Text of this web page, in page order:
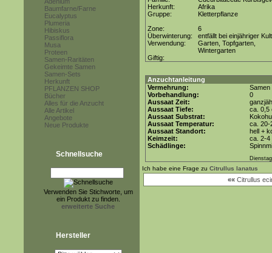
Baumfarne/Farne
Eucalyptus
Plumeria
Hibiskus
Passiflora
Musa
Proteen
Samen-Raritäten
Gekeimte Samen
Samen-Sets
Herkunft
PFLANZEN SHOP
Bücher
Alles für die Anzucht
Alle Artikel
Angebote
Neue Produkte
Schnellsuche
Verwenden Sie Stichworte, um
ein Produkt zu finden.
erweiterte Suche
Hersteller
Herkunft:
Afrika
Gruppe:
Kletterpflanze
Zone:
6
Überwinterung:
entfällt bei einjähriger
Verwendung:
Garten, Topfgarten,
Wintergarten
Giftig:
Anzuchtanleitung
Vermehrung:
Samen
Vorbehandlung:
0
Aussaat Zeit:
Aussaat Tiefe:
ca. 0,5
Aussaat Substrat:
Aussaat Temperatur:
ca. 20-
Aussaat Standort:
hell +
Keimzeit:
ca. 2-4
Schädlinge:
Ich habe eine Frage zu Citrullus lanatus
«« Citrullus